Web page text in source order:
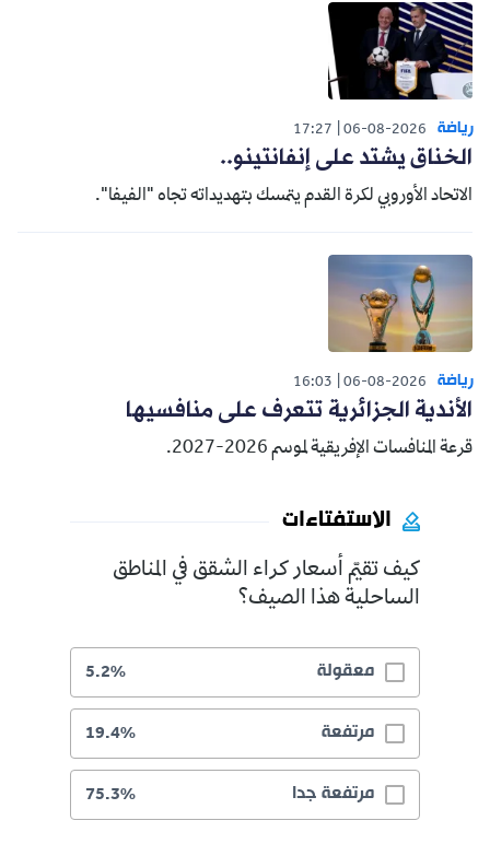
رياضة 06-08-2026
17:27
الخناق يشتد على إنفانتينو..
الاتحاد الأوروبي لكرة القدم يتمسك بتهديداته تجاه "الفيفا".
رياضة 06-08-2026
16:03
الأندية الجزائرية تتعرف على منافسيها
قرعة المنافسات الإفريقية لموسم 2026-2027.
الاستفتاءات
كيف تقيّم أسعار كراء الشقق في المناطق
الساحلية هذا الصيف؟
معقولة 5.2%
مرتفعة 19.4%
مرتفعة جدا 75.3%